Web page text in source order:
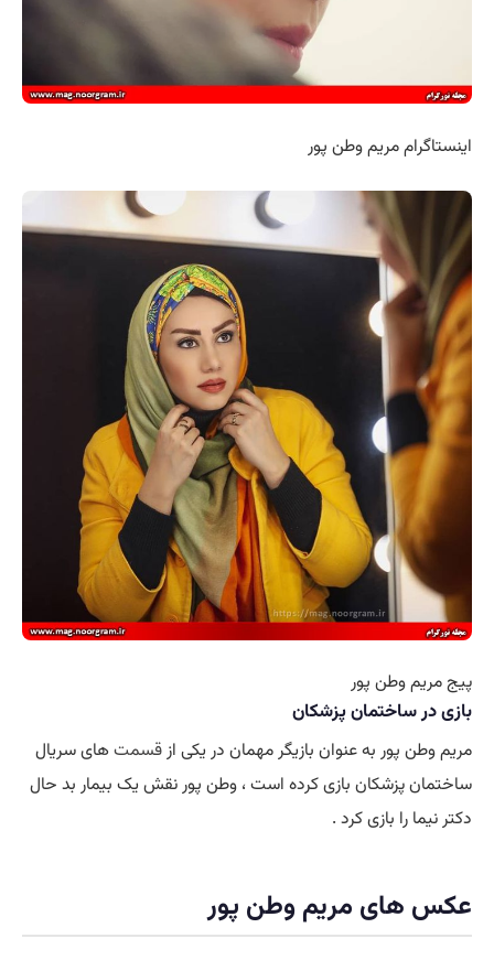
اینستاگرام مریم وطن پور
پیج مریم وطن پور
بازی در ساختمان پزشکان
مریم وطن پور به عنوان بازیگر مهمان در یکی ازقسمتهای سریال
ساختمان پزشکان بازی کرده است ، وطن پور نقش یک بیمار بد حال
دکتر نیما را بازی کرد .
عکس های مریم وطن پور